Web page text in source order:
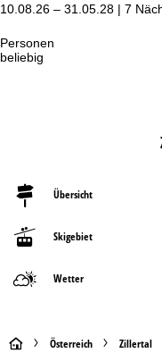
10.08.26 – 31.05.28 | 7
Personen
beliebig
Übersicht
Skigebiet
Wetter
S Österreich Zillertal